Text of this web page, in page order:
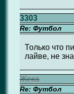
3303
Re: Футбол
Только что
лайве, не
Жека
Re: Футбол